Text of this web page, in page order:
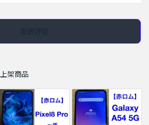
架商品